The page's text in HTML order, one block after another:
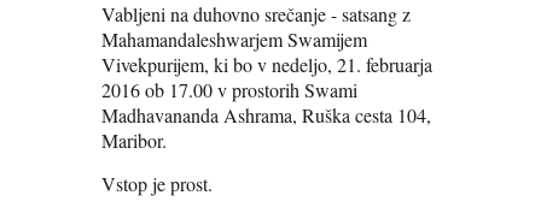
Vabljeni na duhovno srečanje - satsang z
Mahamandaleshwarjem Swamijem
Vivekpurijem, ki bo v nedeljo, 21. februarja
2016 ob 17.00 v prostorih Swami
Madhavananda Ashrama, Ruška cesta 104,
Maribor.
Vstop je prost.